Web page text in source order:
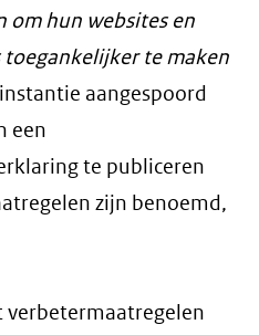
om hun websites en
te maken
aangespoord
een
te publiceren
zijn benoemd,
verbetermaatregelen